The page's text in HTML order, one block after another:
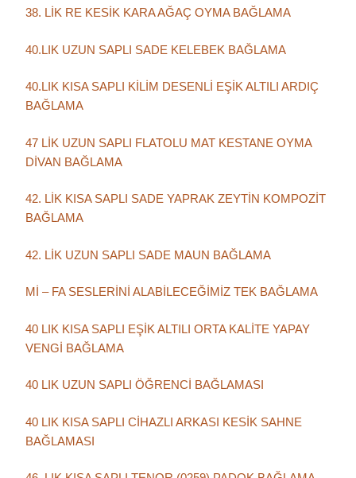
38. LİK RE KESİK KARA AĞAÇ OYMA BAĞLAMA
40.LIK UZUN SAPLI SADE KELEBEK BAĞLAMA
40.LIK KISA SAPLI KİLİM DESENLİ EŞİK ALTILI ARDIÇ
BAĞLAMA
47 LİK UZUN SAPLI FLATOLU MAT KESTANE OYMA
DİVAN BAĞLAMA
42. LİK KISA SAPLI SADE YAPRAK ZEYTİN KOMPOZİT
BAĞLAMA
42. LİK UZUN SAPLI SADE MAUN BAĞLAMA
Mİ – FA SESLERİNİ ALABİLECEĞİMİZ TEK BAĞLAMA
40 LIK KISA SAPLI EŞİK ALTILI ORTA KALİTE YAPAY
VENGİ BAĞLAMA
40 LIK UZUN SAPLI ÖĞRENCİ BAĞLAMASI
40 LIK KISA SAPLI CİHAZLI ARKASI KESİK SAHNE
BAĞLAMASI